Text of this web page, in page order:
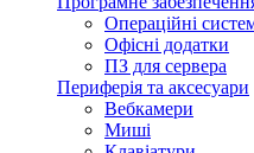
Операційні
Офісні додатки
ПЗ для сервера
Периферія та аксесуари
Вебкамери
Миші